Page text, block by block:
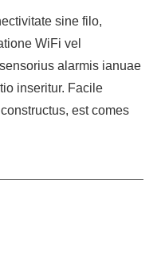
sine filo,
WiFi vel
alarmis ianuae
inseritur. Facile
est comes